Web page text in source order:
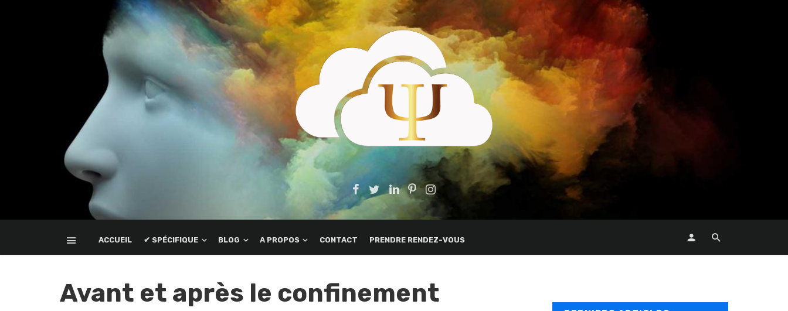
ACCUEIL ✔ SPÉCIFIQUE BLOG A PROPOS CONTACT PRENDRE RENDEZ-VOUS
Avant et après le confinement